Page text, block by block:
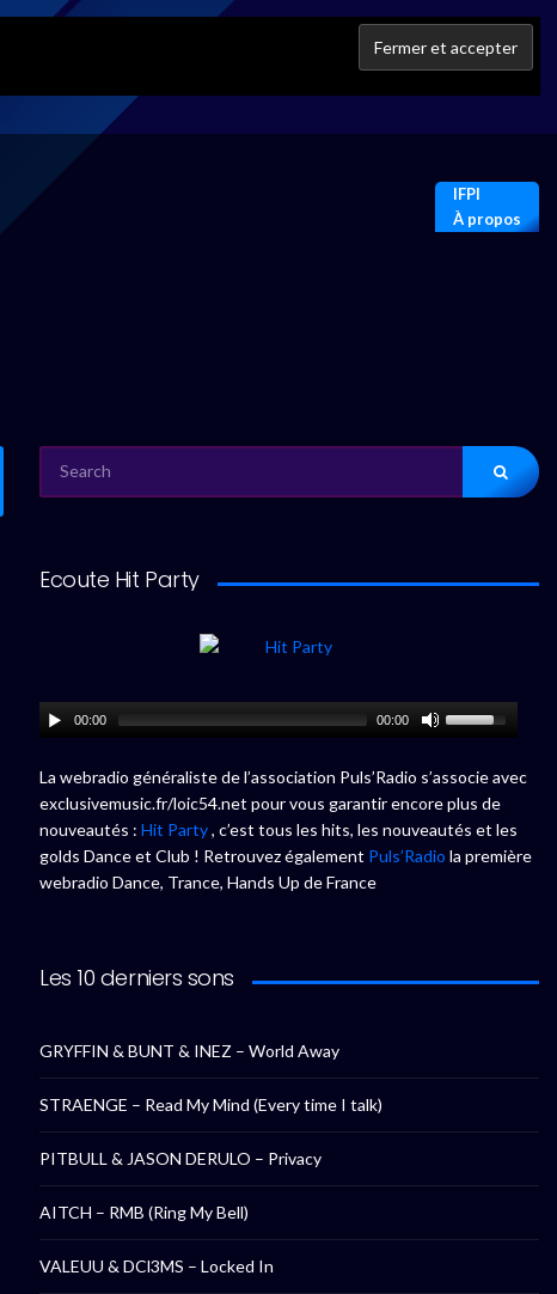
IFPI
À propos
FOR:
Ecoute Hit Party
00:00 00:00
La webradio généraliste de l’association Puls’Radio s’associe avec
exclusivemusic.fr/loic54.net pour vous garantir encore plus de
nouveautés : Hit Party, c’est tous les hits, les nouveautés et les
golds Dance et Club ! Retrouvez également Puls’Radio la première
webradio Dance, Trance, Hands Up de France
Les 10 derniers sons
GRYFFIN & BUNT & INEZ – World Away
STRAENGE – Read My Mind (Every time I talk)
PITBULL & JASON DERULO – Privacy
AITCH – RMB (Ring My Bell)
VALEUU & DCl3MS – Locked In